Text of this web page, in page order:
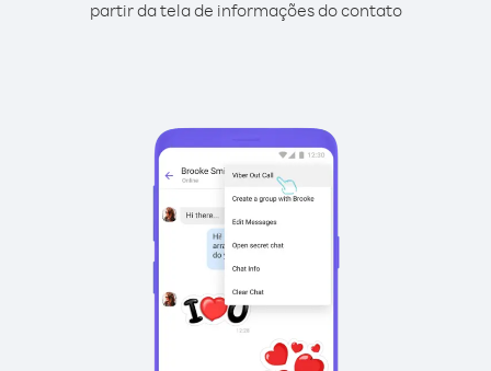
partir da tela de informações do contato